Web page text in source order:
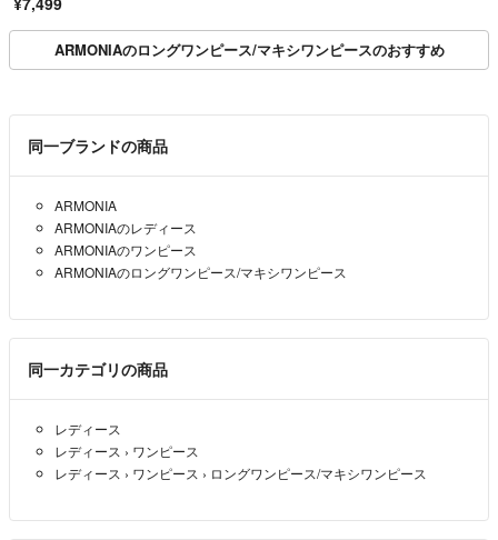
ARMONIAのロングワンピース/マキシワンピースのおすすめ
同一ブランドの商品
ARMONIA
ARMONIAのレディース
ARMONIAのワンピース
ARMONIAのロングワンピース/マキシワンピース
同一カテゴリの商品
レディース
レディース › ワンピース
レディース › ワンピース › ロングワンピース/マキシワンピース